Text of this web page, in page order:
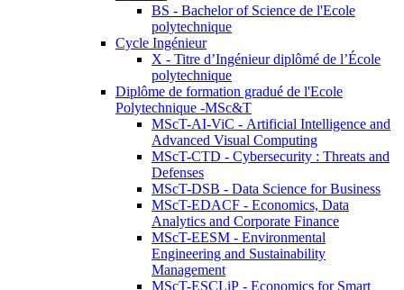
BS - Bachelor of Science de l'Ecole
polytechnique
Cycle Ingénieur
X - Titre d’Ingénieur diplômé de l’École
polytechnique
Diplôme de formation gradué de l'Ecole
Polytechnique -MSc&T
MScT-AI-ViC - Artificial Intelligence and
Advanced Visual Computing
MScT-CTD - Cybersecurity : Threats and
Defenses
MScT-DSB - Data Science for Business
MScT-EDACF - Economics, Data
Analytics and Corporate Finance
MScT-EESM - Environmental
Engineering and Sustainability
Management
MScT-ESCLiP - Economics for Smart